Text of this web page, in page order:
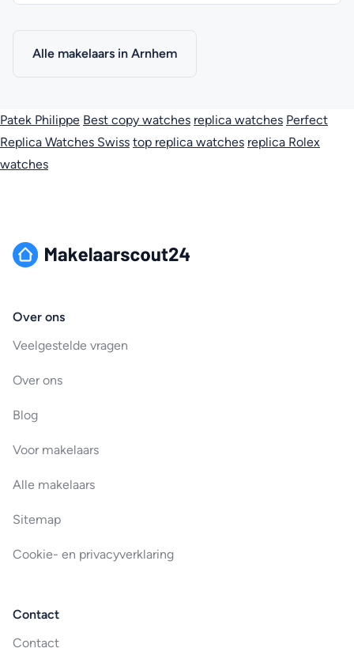
Alle makelaars in Arnhem
Patek Philippe Best copy watches replica watches Perfect
Replica Watches Swiss top replica watches replica Rolex
watches
Over ons
Veelgestelde vragen
Over ons
Blog
Voor makelaars
Alle makelaars
Sitemap
Cookie- en privacyverklaring
Contact
Contact